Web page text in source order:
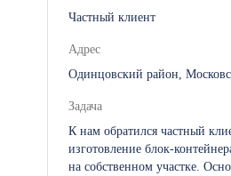
Частный клиент
Адрес
Одинцовский район,
Задача
К нам обратился частный
изготовление блок-
на собственном участке.